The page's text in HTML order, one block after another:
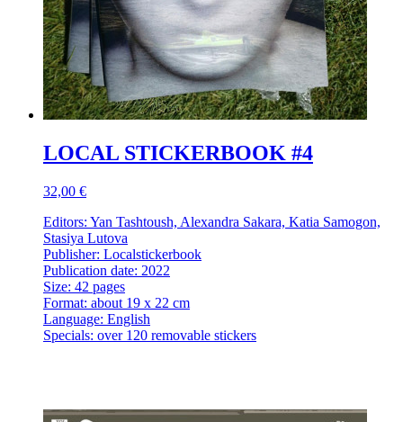
LOCAL STICKERBOOK #4
32,00 €
Editors: Yan Tashtoush, Alexandra Sakara, Katia Samogon,
Stasiya Lutova
Publisher: Localstickerbook
Publication date: 2022
Size: 42 pages
Format: about 19 x 22 cm
Language: English
Specials: over 120 removable stickers